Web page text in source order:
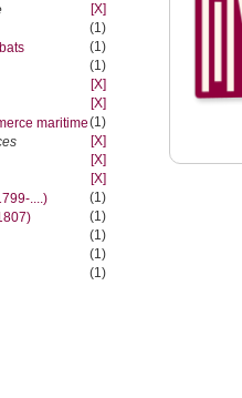
[X]
(1)
(1)
(1)
[X]
[X]
maritime(1)
[X]
[X]
[X]
....)
(1)
(1)
(1)
(1)
(1)